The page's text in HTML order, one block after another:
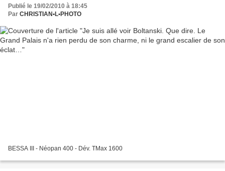
Publié le 19/02/2010 à 18:45
Par CHRISTIAN•L•PHOTO
BESSA III - Néopan 400 - Dév. TMax 1600